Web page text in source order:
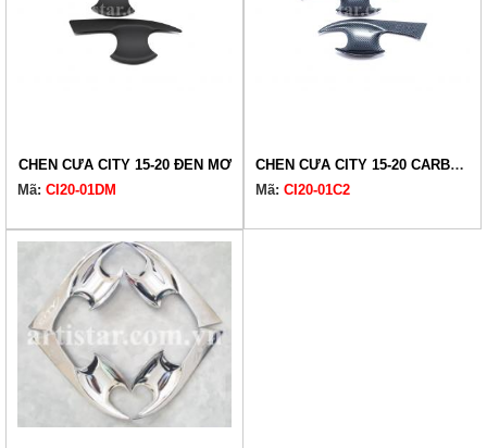
CHÉN CỬA CITY 15-20 ĐEN MỜ
Mã: CI20-01DM
CHÉN CỬA CITY 15-20 CARBON
Mã: CI20-01C2